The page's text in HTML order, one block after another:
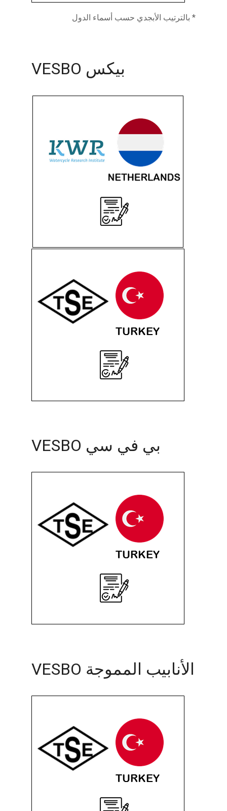
* بالترتيب الأبجدي حسب أسماء الدول
بيكس VESBO
بي في سي VESBO
الأنابيب المموجة VESBO